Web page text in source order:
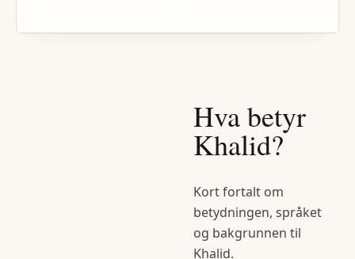
Hva betyr
Khalid?
Kort fortalt om
betydningen, språket
og bakgrunnen til
Khalid.